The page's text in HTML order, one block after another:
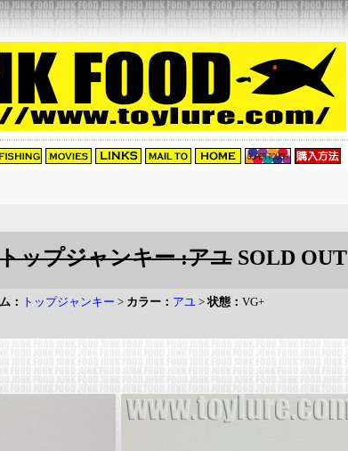
ップジャンキー :アユ SOLD OUT
： トップジャンキー > カラー： アユ >状態： VG+